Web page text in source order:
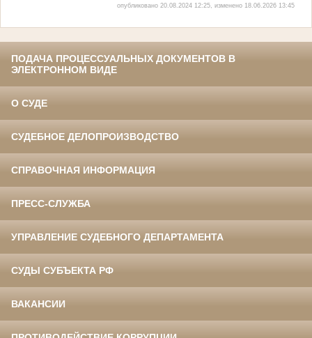
опубликовано 20.08.2024 12:25, изменено 18.06.2026 13:45
ПОДАЧА ПРОЦЕССУАЛЬНЫХ ДОКУМЕНТОВ В
ЭЛЕКТРОННОМ ВИДЕ
О СУДЕ
СУДЕБНОЕ ДЕЛОПРОИЗВОДСТВО
СПРАВОЧНАЯ ИНФОРМАЦИЯ
ПРЕСС-СЛУЖБА
УПРАВЛЕНИЕ СУДЕБНОГО ДЕПАРТАМЕНТА
СУДЫ СУБЪЕКТА РФ
ВАКАНСИИ